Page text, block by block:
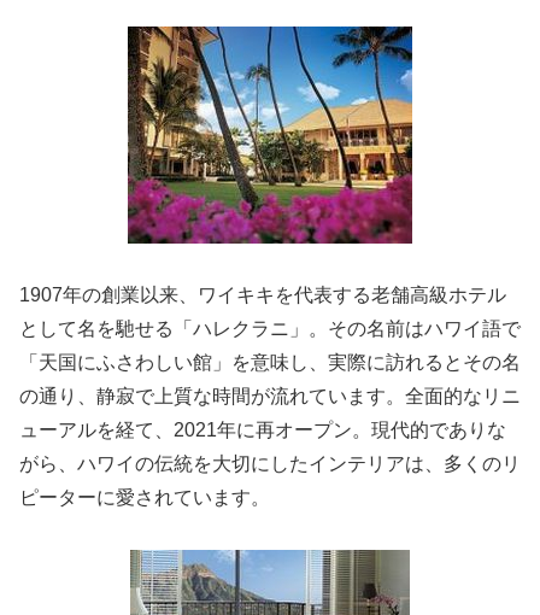
1907年の創業以来、ワイキキを代表する老舗高級ホテル
として名を馳せる「ハレクラニ」。その名前はハワイ語で
「天国にふさわしい館」を意味し、実際に訪れるとその名
の通り、静寂で上質な時間が流れています。全面的なリニ
ューアルを経て、2021年に再オープン。現代的でありな
がら、ハワイの伝統を大切にしたインテリアは、多くのリ
ピーターに愛されています。